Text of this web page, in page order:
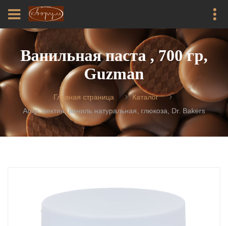
Ванильная паста , 700 гр,
Guzman
Главная страница
Каталог
Агар, пектин, ваниль натуральная, глюкоза, Dr. Bakers